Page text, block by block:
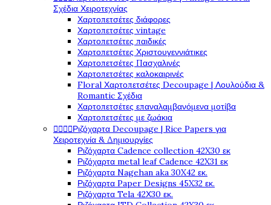
Σχέδια Χειροτεχνίας
Χαρτοπετσέτες διάφορες
Χαρτοπετσέτες vintage
Χαρτοπετσέτες παιδικές
Χαρτοπετσέτες Χριστουγεννιάτικες
Χαρτοπετσέτες Πασχαλινές
Χαρτοπετσέτες καλοκαιρινές
Floral Χαρτοπετσέτες Decoupage | Λουλούδια &
Romantic Σχέδια
Χαρτοπετσέτες επαναλαμβανόμενα μοτίβα
Χαρτοπετσέτες με ζωάκια
Ριζόχαρτα Decoupage | Rice Papers για
Χειροτεχνία & Δημιουργίες
Ριζόχαρτα Cadence collection 42X30 εκ
Ριζόχαρτα metal leaf Cadence 42X31 εκ
Ριζόχαρτα Nagehan aka 30X42 εκ.
Ριζόχαρτα Paper Designs 45X32 εκ.
Ριζόχαρτα Tela 42Χ30 εκ.